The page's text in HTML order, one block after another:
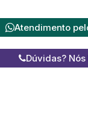
Atendimento
Dúvidas?